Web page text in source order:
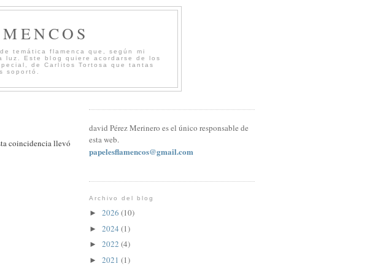
temática flamenca que, según mi
luz. Este blog quiere acordarse de los
de Carlitos Tortosa que tantas
soportó.
coincidencia llevó
david Pérez Merinero es el único responsable de
esta web.
papelesflamencos@gmail.com
Archivo del blog
► 2026 (10)
► 2024 (1)
► 2022 (4)
► 2021 (1)